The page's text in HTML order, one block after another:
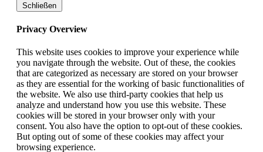
Schließen
Privacy Overview
This website uses cookies to improve your experience while
you navigate through the website. Out of these, the cookies
that are categorized as necessary are stored on your browser
as they are essential for the working of basic functionalities of
the website. We also use third-party cookies that help us
analyze and understand how you use this website. These
cookies will be stored in your browser only with your
consent. You also have the option to opt-out of these cookies.
But opting out of some of these cookies may affect your
browsing experience.